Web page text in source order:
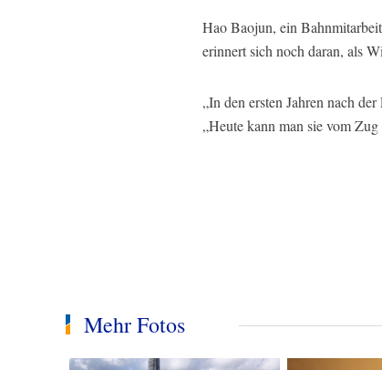
Hao Baojun, ein
erinnert sich noch daran, als
„In den ersten Jahren nach
„Heute kann man sie vom
Mehr Fotos